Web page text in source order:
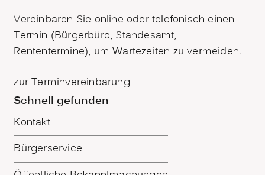
Vereinbaren Sie online oder telefonisch einen
Termin (Bürgerbüro, Standesamt,
Rententermine), um Wartezeiten zu vermeiden.
zur Terminvereinbarung
Schnell gefunden
Kontakt
Bürgerservice